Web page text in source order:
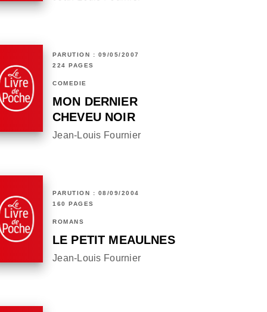
PARUTION : 09/05/2007
224 PAGES
COMÉDIE
MON DERNIER
CHEVEU NOIR
Jean-Louis Fournier
PARUTION : 08/09/2004
160 PAGES
ROMANS
LE PETIT MEAULNES
Jean-Louis Fournier